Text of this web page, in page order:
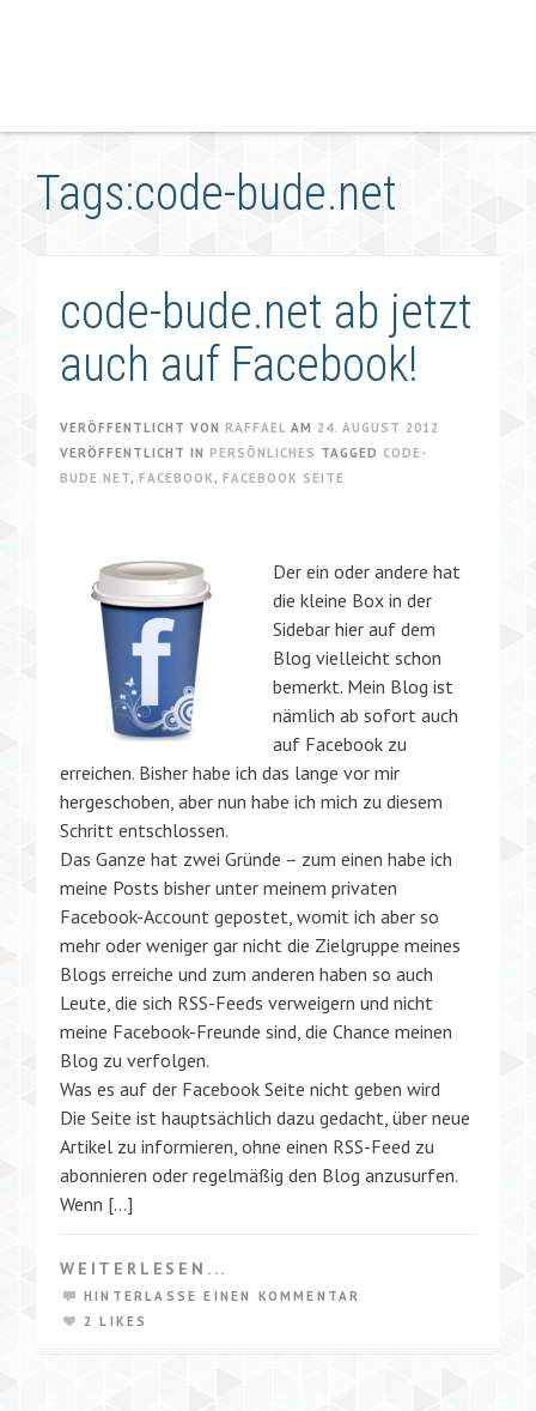
Tags:code-bude.net
code-bude.net ab jetzt
auch auf Facebook!
VERÖFFENTLICHT VON RAFFAEL AM 24. AUGUST 2012
VERÖFFENTLICHT IN PERSÖNLICHES TAGGED CODE-
BUDE.NET, FACEBOOK, FACEBOOK SEITE
Der ein oder andere hat
die kleine Box in der
Sidebar hier auf dem
Blog vielleicht schon
bemerkt. Mein Blog ist
nämlich ab sofort auch
auf Facebook zu
erreichen. Bisher habe ich das lange vor mir
hergeschoben, aber nun habe ich mich zu diesem
Schritt entschlossen.
Das Ganze hat zwei Gründe – zum einen habe ich
meine Posts bisher unter meinem privaten
Facebook-Account gepostet, womit ich aber so
mehr oder weniger gar nicht die Zielgruppe meines
Blogs erreiche und zum anderen haben so auch
Leute, die sich RSS-Feeds verweigern und nicht
meine Facebook-Freunde sind, die Chance meinen
Blog zu verfolgen.
Was es auf der Facebook Seite nicht geben wird
Die Seite ist hauptsächlich dazu gedacht, über neue
Artikel zu informieren, ohne einen RSS-Feed zu
abonnieren oder regelmäßig den Blog anzusurfen.
Wenn […]
WEITERLESEN...
HINTERLASSE EINEN KOMMENTAR
2 LIKES